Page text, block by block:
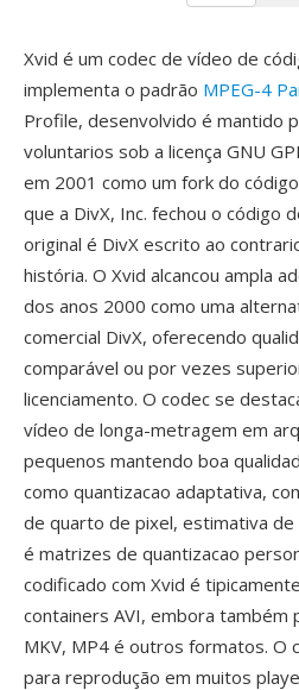
Xvid é um codec de vídeo de
implementa o padrão MPEG-4
Profile, desenvolvido é mantido
voluntarios sob a licença GNU
em 2001 como um fork do
que a DivX, Inc. fechou o código
original é DivX escrito ao
história. O Xvid alcancou ampla
dos anos 2000 como uma
comercial DivX, oferecendo
comparável ou por vezes
licenciamento. O codec se
vídeo de longa-metragem em
pequenos mantendo boa
como quantizacao adaptativa,
de quarto de pixel, estimativa
é matrizes de quantizacao
codificado com Xvid é
containers AVI, embora também
MKV, MP4 é outros formatos. O
para reprodução em muitos